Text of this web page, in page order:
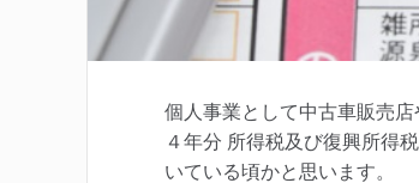
個人事業として中古車販売
４年分 所得税及び復興所得
いている頃かと思います。